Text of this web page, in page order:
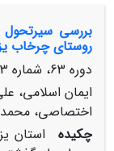
بررسی سیرتحول
روستای چرخاب
دوره 63، شماره 3، پاییز 1389، صفحه
ایمان اسلامی،
اختصاصی،
چکیده
استان